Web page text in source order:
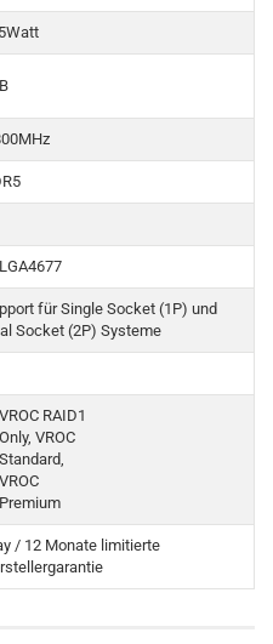
für Single Socket (1P) und
Socket (2P) Systeme
VROC RAID1
Only, VROC
Standard,
VROC
Premium
/ 12 Monate limitierte